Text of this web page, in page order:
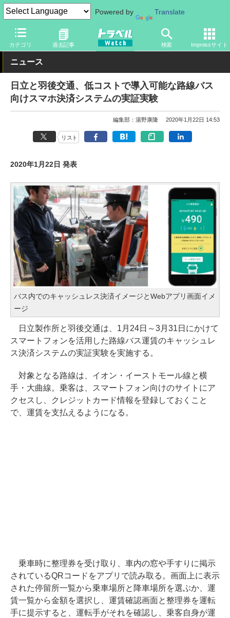
Powered by Translate
カテゴリ 過去記事 検索 Impressサイト
トラベル Watch 旅の方法 バス旅 路線バス
ニュース
日立と羽後交通、低コストで導入可能な路線バス
向けスマホ決済システムの実証実験
編集部：湯野康隆 2020年1月22日 14:53
リスト
2020年1月22日 発表
バス内でのキャッシュレス決済イメージとWebアプリ画面イメ
ージ
日立製作所と羽後交通は、1月24日～3月31日にかけて
スマートフォンを活用した路線バス運賃のキャッシュレ
ス決済システムの実証実験を実施する。
対象となる路線は、イオン・イーストモール線と横
手・大曲線。乗客は、スマートフォン向けのサイトにア
クセスし、クレジットカード情報を登録しておくこと
で、運賃を支払えるようになる。
乗車時に整理券を受け取り、車内の窓や手すりに掲示
されているQRコードをアプリで読み取る。画面上に表示
された停留所一覧から乗車場所と降車場所を選ぶか、運
賃一覧から金額を選択し、運賃確認画面と整理券を運転
手に提示すると、運転手がそれを確認し、乗客自身が運